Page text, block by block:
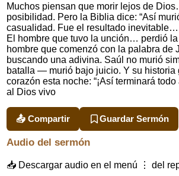
Muchos piensan que morir lejos de
posibilidad. Pero la Biblia dice: “Así
casualidad. Fue el resultado
El hombre que tuvo la unción… perdió la
hombre que comenzó con la palabra
buscando una adivina. Saúl no murió
batalla — murió bajo juicio. Y su historia
corazón esta noche: “¡Así terminará
al Dios vivo
📤 Compartir Guardar Sermón
Audio del sermón
📥 Descargar audio en el menú ⋮ del